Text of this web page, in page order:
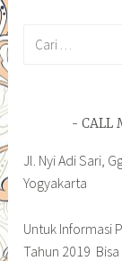
CALL
Jl. Nyi Adi Sari,
Yogyakarta
Untuk Informasi
Tahun 2019